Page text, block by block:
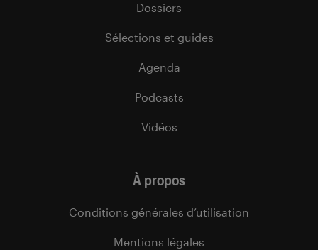
Dossiers
Sélections et guides
Agenda
Podcasts
Vidéos
À propos
Conditions générales d’utilisation
Mentions légales